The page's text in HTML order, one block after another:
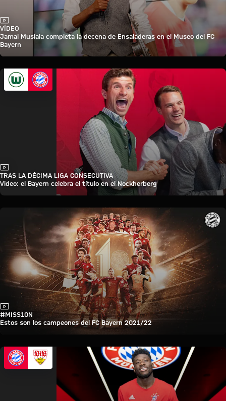
Vídeo
VÍDEO
Jamal Musiala completa la decena de Ensaladeras en el Museo del FC
Bayern
Vídeo
TRAS LA DÉCIMA LIGA CONSECUTIVA
Video: el Bayern celebra el título en el Nockherberg
Vídeo
#MISS10N
Estos son los campeones del FC Bayern 2021/22